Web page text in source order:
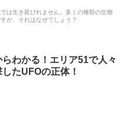
は生き延びれません。多くの種類の生物
が、それはなぜでしょう？
らわかる！エリア51で人々
たUFOの正体！